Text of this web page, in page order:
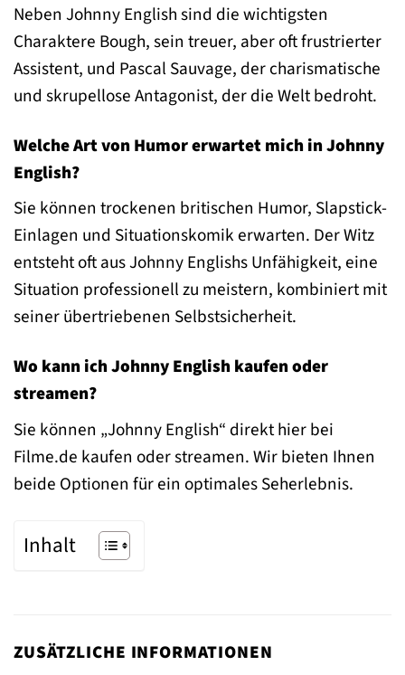
Neben Johnny English sind die wichtigsten
Charaktere Bough, sein treuer, aber oft frustrierter
Assistent, und Pascal Sauvage, der charismatische
und skrupellose Antagonist, der die Welt bedroht.
Welche Art von Humor erwartet mich in Johnny
English?
Sie können trockenen britischen Humor, Slapstick-
Einlagen und Situationskomik erwarten. Der Witz
entsteht oft aus Johnny Englishs Unfähigkeit, eine
Situation professionell zu meistern, kombiniert mit
seiner übertriebenen Selbstsicherheit.
Wo kann ich Johnny English kaufen oder
streamen?
Sie können „Johnny English“ direkt hier bei
Filme.de kaufen oder streamen. Wir bieten Ihnen
beide Optionen für ein optimales Seherlebnis.
Inhalt
ZUSÄTZLICHE INFORMATIONEN